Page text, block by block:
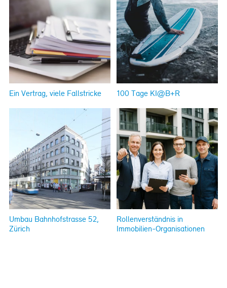
Ein Vertrag, viele Fallstricke 100 Tage KI@B+R
Umbau Bahnhofstrasse 52,
Zürich
Rollenverständnis in
Immobilien-Organisationen